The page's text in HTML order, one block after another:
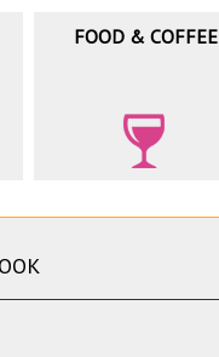
FOOD & COFFEE